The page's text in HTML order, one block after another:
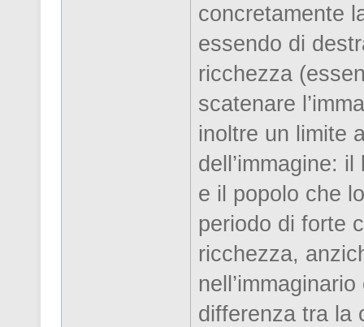
concretamente
essendo di
ricchezza
scatenare
inoltre un limite
dell’immagine:
e il popolo che
periodo di forte
ricchezza,
differenza tra la